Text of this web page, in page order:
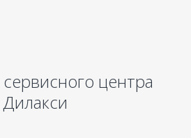
центра
Дилакси